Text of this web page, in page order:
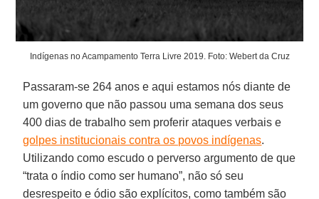
Indígenas no Acampamento Terra Livre 2019. Foto: Webert da Cruz
Passaram-se 264 anos e aqui estamos nós diante de
um governo que não passou uma semana dos seus
400 dias de trabalho sem proferir ataques verbais e
golpes institucionais contra os povos indígenas.
Utilizando como escudo o perverso argumento de que
“trata o índio como ser humano”, não só seu
desrespeito e ódio são explícitos, como também são